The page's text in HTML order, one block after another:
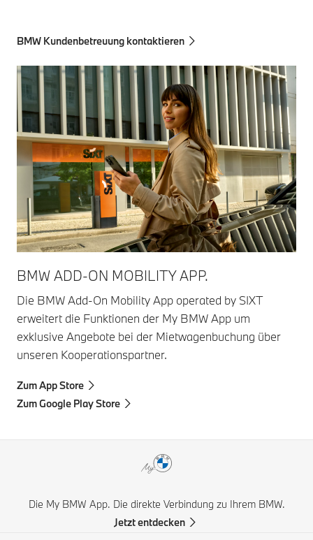
BMW Kundenbetreuung kontaktieren
BMW ADD-ON MOBILITY APP.
Die BMW Add-On Mobility App operated by SIXT
erweitert die Funktionen der My BMW App um
exklusive Angebote bei der Mietwagenbuchung über
unseren Kooperationspartner.
Zum App Store
Zum Google Play Store
Die My BMW App. Die direkte Verbindung zu Ihrem BMW.
Jetzt entdecken